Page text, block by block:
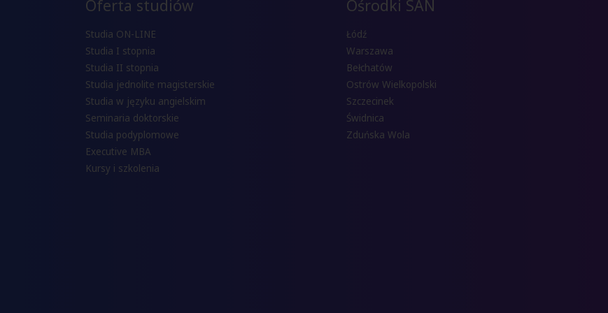
Oferta studiów
Studia ON-LINE
Studia I stopnia
Studia II stopnia
Studia jednolite magisterskie
Studia w języku angielskim
Seminaria doktorskie
Studia podyplomowe
Executive MBA
Kursy i szkolenia
Ośrodki SAN
Łódź
Warszawa
Bełchatów
Ostrów Wielkopolski
Szczecinek
Świdnica
Zduńska Wola